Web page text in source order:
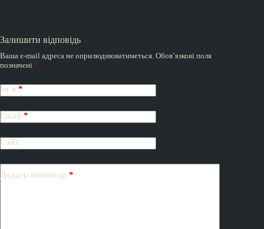
Залишити відповідь
Ваша e-mail адреса не оприлюднюватиметься. Обов’язкові поля
позначені *
Ім’я *
Email *
Сайт
Додати коментар *